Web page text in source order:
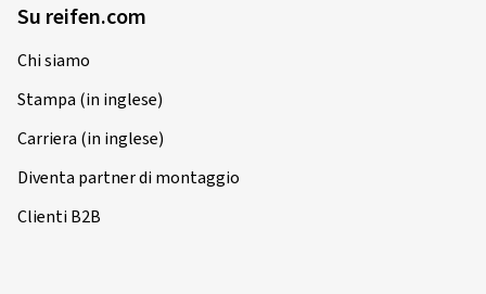
Su reifen.com
Chi siamo
Stampa (in inglese)
Carriera (in inglese)
Diventa partner di montaggio
Clienti B2B